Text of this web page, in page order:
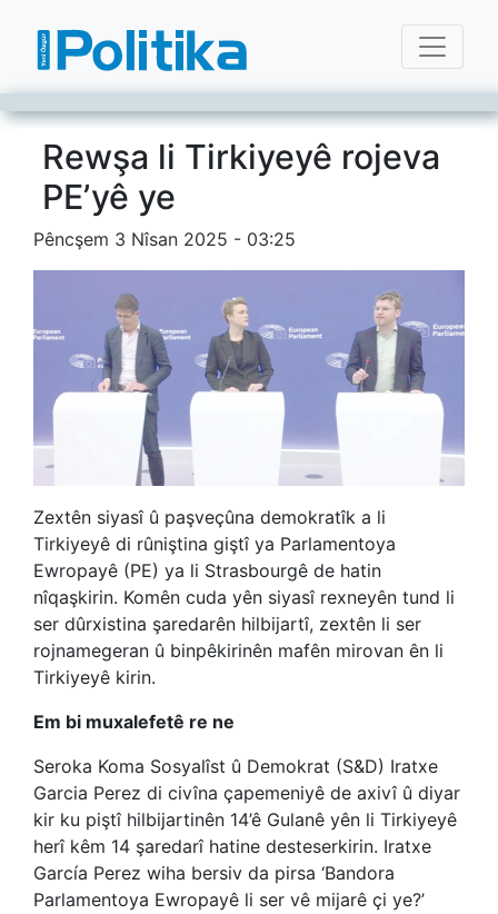
Rewşa li Tirkiyeyê rojeva
PE’yê ye
Pêncşem 3 Nîsan 2025 - 03:25
Zextên siyasî û paşveçûna demokratîk a li
Tirkiyeyê di rûniştina giştî ya Parlamentoya
Ewropayê (PE) ya li Strasbourgê de hatin
nîqaşkirin. Komên cuda yên siyasî rexneyên tund li
ser dûrxistina şaredarên hilbijartî, zextên li ser
rojnamegeran û binpêkirinên mafên mirovan ên li
Tirkiyeyê kirin.
Em bi muxalefetê re ne
Seroka Koma Sosyalîst û Demokrat (S&D) Iratxe
Garcia Perez di civîna çapemeniyê de axivî û diyar
kir ku piştî hilbijartinên 14’ê Gulanê yên li Tirkiyeyê
herî kêm 14 şaredarî hatine desteserkirin. Iratxe
García Perez wiha bersiv da pirsa ‘Bandora
Parlamentoya Ewropayê li ser vê mijarê çi ye?’